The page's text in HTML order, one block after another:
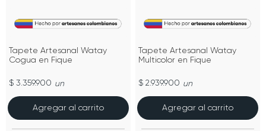
Tapete Artesanal Watay
Cogua en Fique
$ 3.359.900 un
Agregar al carrito
Tapete Artesanal Watay
Multicolor en Fique
$ 2.939.900 un
Agregar al carrito